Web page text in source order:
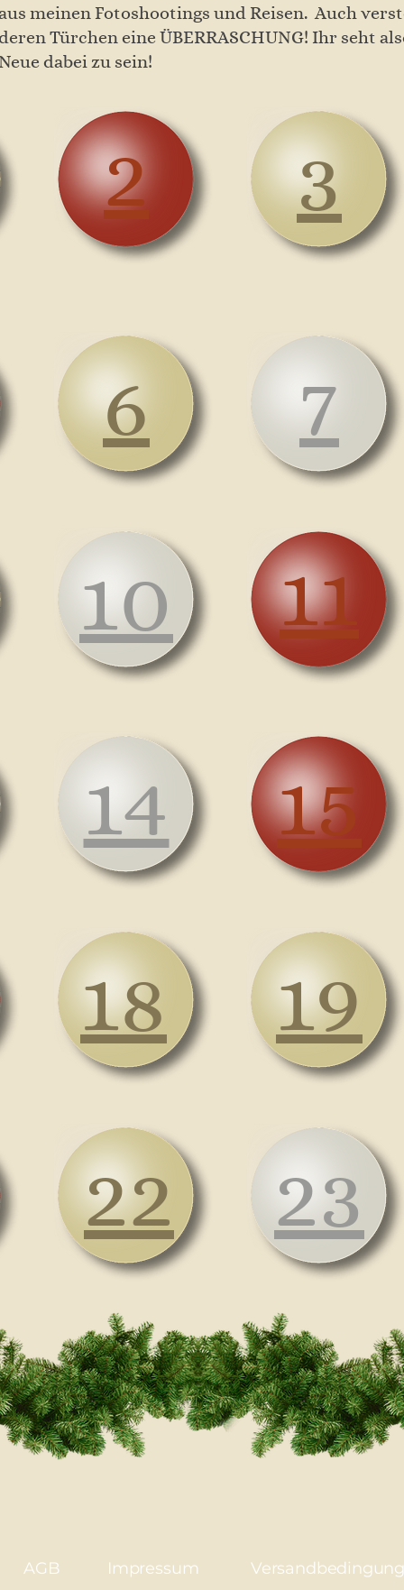
meinen Fotoshootings und Reisen. Auch
Türchen eine ÜBERRASCHUNG! Ihr seht
dabei zu sein!
2 3
6
7
10
11
14
15
18
19
22
23
AGB Impressum